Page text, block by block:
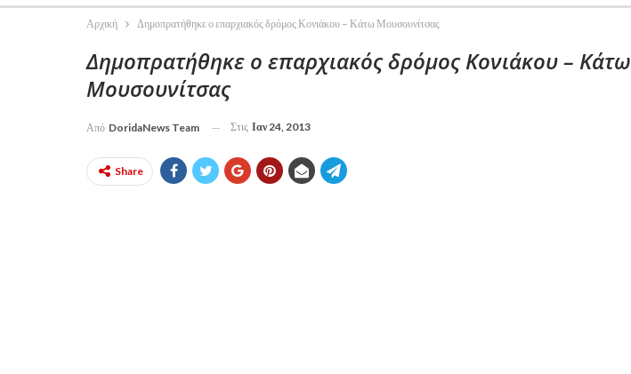
Αρχική Δημοπρατήθηκε ο επαρχιακός δρόμος Κονιάκου – Κάτω Μουσουνίτσας
Δημοπρατήθηκε ο επαρχιακός δρόμος Κονιάκου – Κάτω
Μουσουνίτσας
Από DoridaNews Team Στις Ιαν 24, 2013
Share